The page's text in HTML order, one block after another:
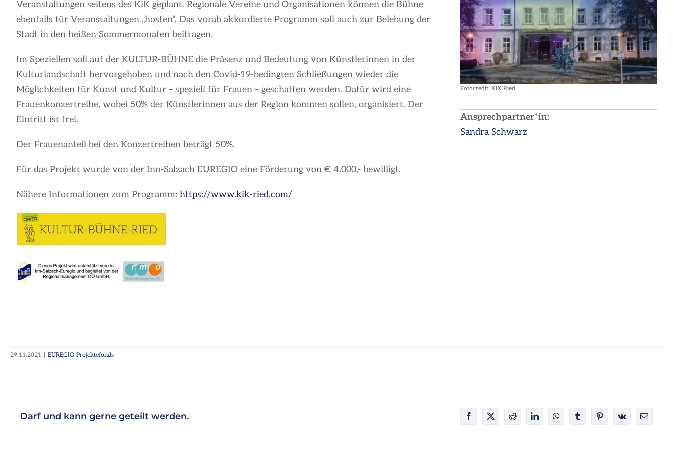
Veranstaltungen seitens des KiK geplant. Regionale Vereine und Organisationen können die Bühne
ebenfalls für Veranstaltungen „hosten“. Das vorab akkordierte Programm soll auch zur Belebung der
Stadt in den heißen Sommermonaten beitragen.
Im Speziellen soll auf der KULTUR-BÜHNE die Präsenz und Bedeutung von Künstlerinnen in der
Kulturlandschaft hervorgehoben und nach den Covid-19-bedingten Schließungen wieder die
Möglichkeiten für Kunst und Kultur – speziell für Frauen – geschaffen werden. Dafür wird eine
Frauenkonzertreihe, wobei 50% der Künstlerinnen aus der Region kommen sollen, organisiert. Der
Eintritt ist frei.
Der Frauenanteil bei den Konzertreihen beträgt 50%.
Für das Projekt wurde von der Inn-Salzach EUREGIO eine Förderung von € 4.000,- bewilligt.
Nähere Informationen zum Programm: https://www.kik-ried.com/
Fotocredit: KiK Ried
Ansprechpartner*in:
Sandra Schwarz
29.11.2021 EUREGIO-Projektefonds
Darf und kann gerne geteilt werden. Facebook
X RedditLinkedInWhatsAppTumblrPinterest
Vk
E-